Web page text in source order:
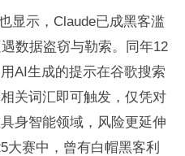
显示，Claude已成黑客滥
数据盗窃与勒索。同年12
AI生成的提示在谷歌搜索
关词汇即可触发，仅凭对
身智能领域，风险更延伸
大赛中，曾有白帽黑客利